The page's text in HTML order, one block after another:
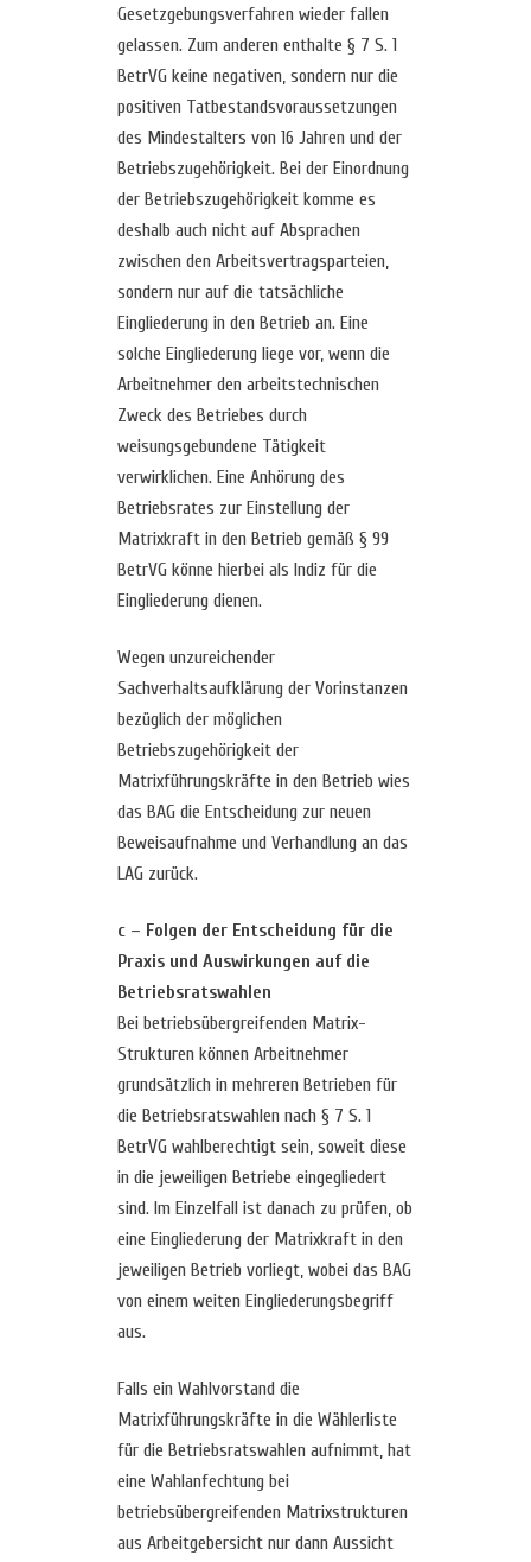
Gesetzgebungsverfahren wieder fallen
gelassen. Zum anderen enthalte § 7 S. 1
BetrVG keine negativen, sondern nur die
positiven Tatbestandsvoraussetzungen
des Mindestalters von 16 Jahren und der
Betriebszugehörigkeit. Bei der Einordnung
der Betriebszugehörigkeit komme es
deshalb auch nicht auf Absprachen
zwischen den Arbeitsvertragsparteien,
sondern nur auf die tatsächliche
Eingliederung in den Betrieb an. Eine
solche Eingliederung liege vor, wenn die
Arbeitnehmer den arbeitstechnischen
Zweck des Betriebes durch
weisungsgebundene Tätigkeit
verwirklichen. Eine Anhörung des
Betriebsrates zur Einstellung der
Matrixkraft in den Betrieb gemäß § 99
BetrVG könne hierbei als Indiz für die
Eingliederung dienen.
Wegen unzureichender
Sachverhaltsaufklärung der Vorinstanzen
bezüglich der möglichen
Betriebszugehörigkeit der
Matrixführungskräfte in den Betrieb wies
das BAG die Entscheidung zur neuen
Beweisaufnahme und Verhandlung an das
LAG zurück.
c – Folgen der Entscheidung für die
Praxis und Auswirkungen auf die
Betriebsratswahlen
Bei betriebsübergreifenden Matrix-
Strukturen können Arbeitnehmer
grundsätzlich in mehreren Betrieben für
die Betriebsratswahlen nach § 7 S. 1
BetrVG wahlberechtigt sein, soweit diese
in die jeweiligen Betriebe eingegliedert
sind. Im Einzelfall ist danach zu prüfen, ob
eine Eingliederung der Matrixkraft in den
jeweiligen Betrieb vorliegt, wobei das BAG
von einem weiten Eingliederungsbegriff
aus.
Falls ein Wahlvorstand die
Matrixführungskräfte in die Wählerliste
für die Betriebsratswahlen aufnimmt, hat
eine Wahlanfechtung bei
betriebsübergreifenden Matrixstrukturen
aus Arbeitgebersicht nur dann Aussicht